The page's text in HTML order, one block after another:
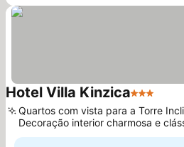
Hotel Villa Kinzica3 Estrelas
Quartos com vista para a Torre
Decoração interior charmosa e